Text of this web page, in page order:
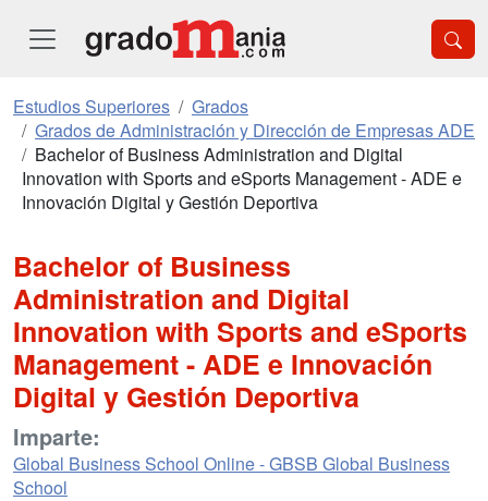
Estudios Superiores
Grados
Grados de Administración y Dirección de Empresas ADE
Bachelor of Business Administration and Digital
Innovation with Sports and eSports Management - ADE e
Innovación Digital y Gestión Deportiva
Bachelor of Business
Administration and Digital
Innovation with Sports and eSports
Management - ADE e Innovación
Digital y Gestión Deportiva
Imparte:
Global Business School Online - GBSB Global Business
School